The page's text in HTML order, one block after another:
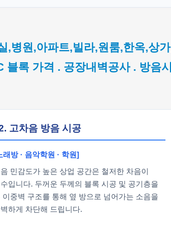
,병원,아파트,빌라,원룸,한옥,상
블록 가격 . 공장내벽공사 . 방음
고차음 방음 시공
래방 · 음악학원 · 학원]
민감도가 높은 상업 공간은 철저한 차음이
입니다. 두꺼운 두께의 블록 시공 및 공기층을
이중벽 구조를 통해 옆 방으로 넘어가는 소음을
하게 차단해 드립니다.